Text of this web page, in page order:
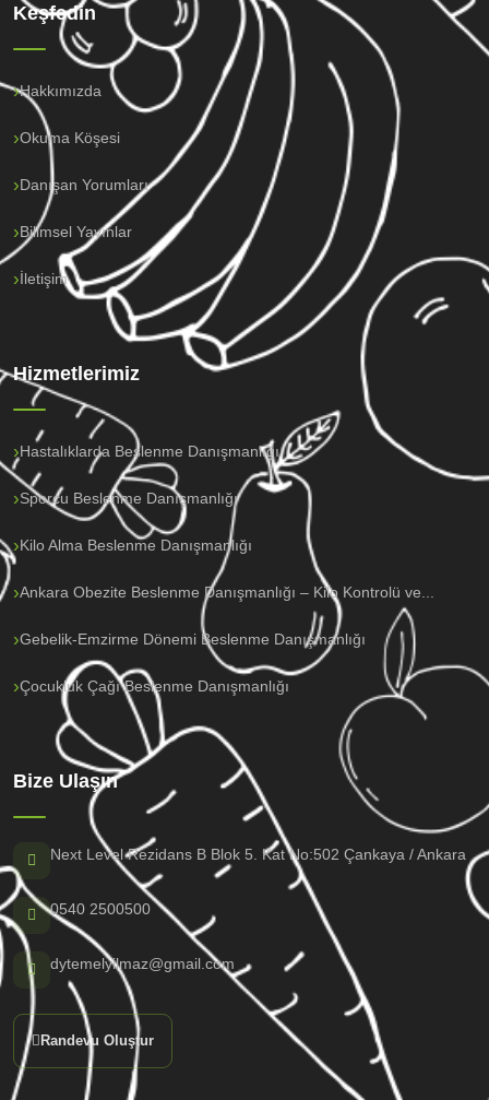
Keşfedin
Hakkımızda
Okuma Köşesi
Danışan Yorumları
Bilimsel Yayınlar
İletişim
Hizmetlerimiz
Hastalıklarda Beslenme Danışmanlığı
Sporcu Beslenme Danışmanlığı
Kilo Alma Beslenme Danışmanlığı
Ankara Obezite Beslenme Danışmanlığı – Kilo Kontrolü ve...
Gebelik-Emzirme Dönemi Beslenme Danışmanlığı
Çocukluk Çağı Beslenme Danışmanlığı
Bize Ulaşın
Next Level Rezidans B Blok 5. Kat No:502 Çankaya / Ankara
0540 2500500
dytemelyilmaz@gmail.com
Randevu Oluştur